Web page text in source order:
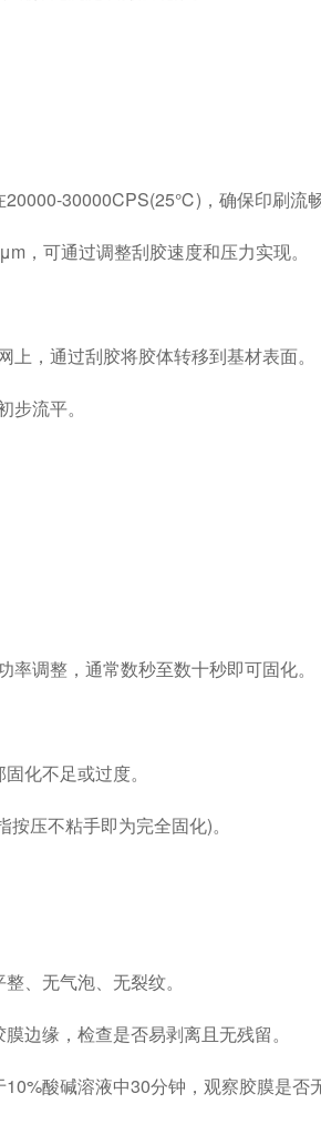
30000CPS(25℃)，确保印刷流
可通过调整刮胶速度和压力实现。
，通过刮胶将胶体转移到基材表面。
流平。
调整，通常数秒至数十秒即可固化。
化不足或过度。
压不粘手即为完全固化)。
无气泡、无裂纹。
缘，检查是否易剥离且无残留。
酸碱溶液中30分钟，观察胶膜是否